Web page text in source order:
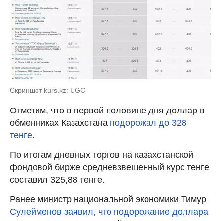
Скриншот kurs.kz: UGC
Отметим, что в первой половине дня доллар в
обменниках Казахстана подорожал до 328
тенге.
По итогам дневных торгов на казахстанской
фондовой бирже средневзвешенный курс тенге
составил 325,88 тенге.
Ранее министр национальной экономики Тимур
Сулейменов заявил, что подорожание доллара